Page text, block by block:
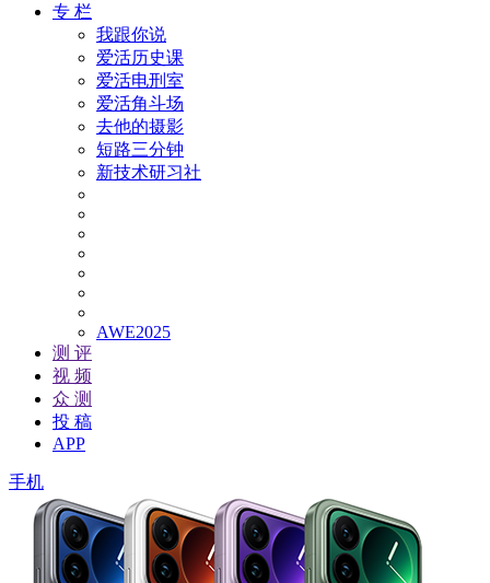
专 栏
我跟你说
爱活历史课
爱活电刑室
爱活角斗场
去他的摄影
短路三分钟
新技术研习社
AWE2025
测 评
视 频
众 测
投 稿
APP
手机